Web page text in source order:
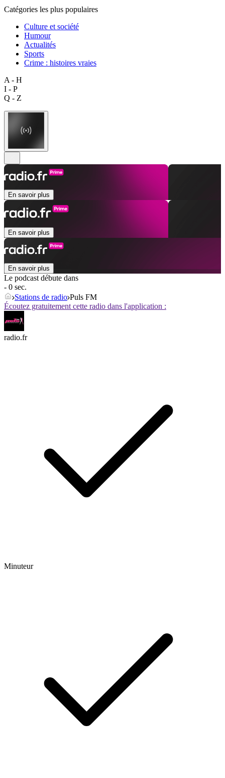
Catégories les plus populaires
Culture et société
Humour
Actualités
Sports
Crime : histoires vraies
A - H
I - P
Q - Z
En savoir plus
En savoir plus
En savoir plus
Le podcast débute dans
- 0 sec.
Stations de radio Puls FM
Écoutez gratuitement cette radio dans l'application :
radio.fr
Minuteur